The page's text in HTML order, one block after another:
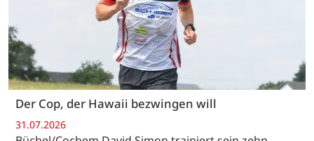
Der Cop, der Hawaii bezwingen will
31.07.2026